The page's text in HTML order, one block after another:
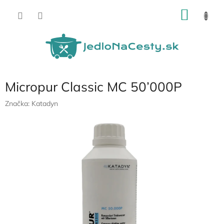
Micropur Classic MC 50’000P
Značka: Katadyn